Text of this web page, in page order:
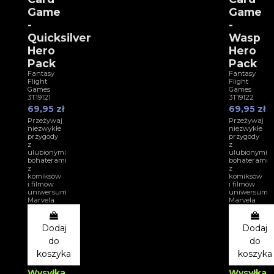
Game
-
Quicksilver
Hero
Pack
Fantasy
Flight
Games
3T19121
69,95 zł
Przeżywaj
niezwykłe
przygody
z
ulubionymi
bohaterami
z
komiksów
i filmów
uniwersum
Marvela
Dodaj
do
koszyka
Game
-
Wasp
Hero
Pack
Fantasy
Flight
Games
3T19122
69,95 zł
Przeżywaj
niezwykłe
przygody
z
ulubionymi
bohaterami
z
komiksów
i filmów
uniwersum
Marvela
Dodaj
do
koszyka